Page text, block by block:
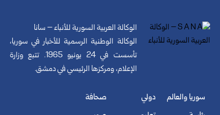
الوكالة العربية السورية للأنباء – سانا
الوكالة الوطنية الرسمية للأخبار في سوريا،
تأسست في 24 يونيو 1965. تتبع وزارة
الإعلام، ومركزها الرئيسي في دمشق.
سوريا والعالم
دولي
صحافة